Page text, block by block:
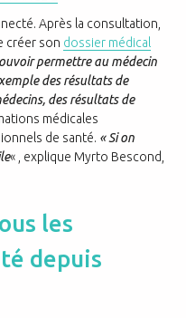
Après la consultation,
créer son dossier médical
permettre au médecin
des résultats de
des résultats de
médicales
de santé. « Si on
« , explique Myrto Bescond,
les
depuis